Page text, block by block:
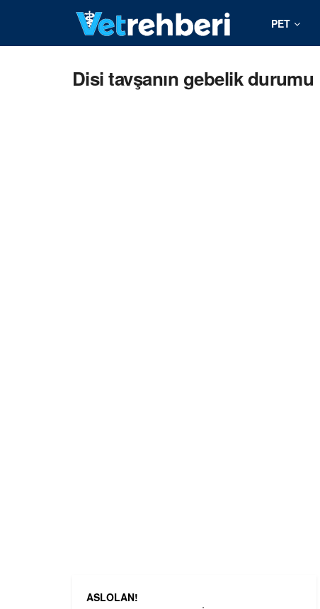
PET
Disi tavşanın gebelik durumu
ASLOLAN!